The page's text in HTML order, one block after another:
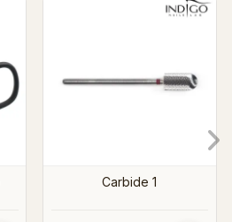
Stofzuiger Ülka Premium